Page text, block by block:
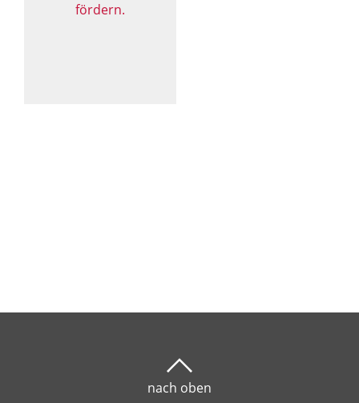
fördern.
nach oben